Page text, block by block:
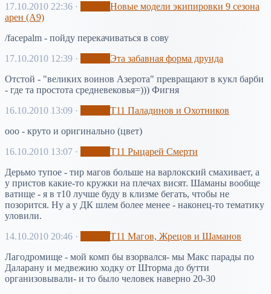
17.10.2010 22:36 ·
Новые модели экипировки 9 сезона
арен (А9)
/facepalm - пойду перекачиваться в сову
17.10.2010 12:39 ·
Эта забавная форма друида
Отстой - "великих воинов Азерота" превращают в кукл барби
- где та простота средневековья=))) Фигня
16.10.2010 13:09 ·
Т11 Паладинов и Охотников
ооо - круто и оригинально (цвет)
16.10.2010 13:07 ·
Т11 Рыцарей Смерти
Дерьмо тупое - тир магов больше на варлокский смахивает, а
у пристов какие-то кружки на плечах висят. Шаманы вообще
ватище - я в т10 лучше буду в клизме бегать, чтобы не
позорится. Ну а у ДК шлем более менее - наконец-то тематику
уловили.
14.10.2010 20:46 ·
Т11 Магов, Жрецов и Шаманов
Лагодромище - мой комп бы взорвался- мы Макс парады по
Даларану и медвежию ходку от Шторма до бутти
организовывали- и то было человек наверно 20-30